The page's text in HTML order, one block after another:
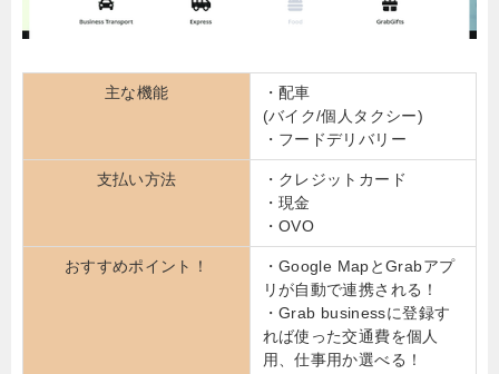
主な機能
・配車
(バイク/個人タクシー)
・フードデリバリー
支払い方法
・クレジットカード
・現金
・OVO
おすすめポイント！
・Google MapとGrabアプ
リが自動で連携される！
・Grab businessに登録す
れば使った交通費を個人
用、仕事用か選べる！